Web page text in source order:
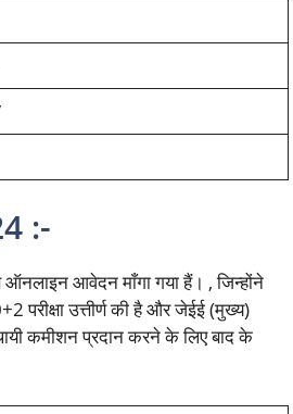
:-
आवेदन माँगा गया हैं। , जिन्होंने
परीक्षा उत्तीर्ण की है और जेईई (मुख्य)
कमीशन प्रदान करने के लिए बाद के